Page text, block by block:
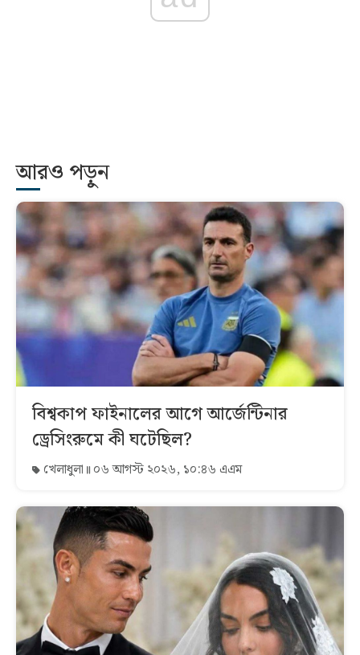
আরও পড়ুন
বিশ্বকাপ ফাইনালের আগে আর্জেন্টিনার
ড্রেসিংরুমে কী ঘটেছিল?
খেলাধুলা ০৬ আগস্ট ২০২৬, ১০:৪৬ এএম